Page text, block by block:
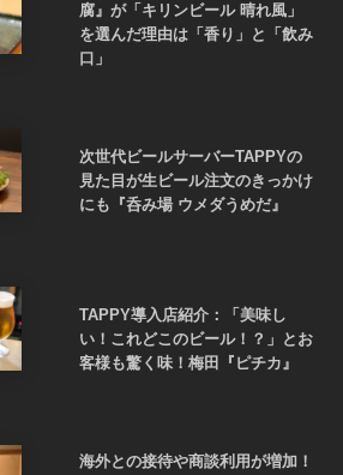
腐』が「キリンビール 晴れ風」
を選んだ理由は「香り」と「飲み
口」
次世代ビールサーバーTAPPYの
見た目が生ビール注文のきっかけ
にも『呑み場 ウメダうめだ』
TAPPY導入店紹介：「美味し
い！これどこのビール！？」とお
客様も驚く味！梅田『ピチカ』
海外との接待や商談利用が増加！